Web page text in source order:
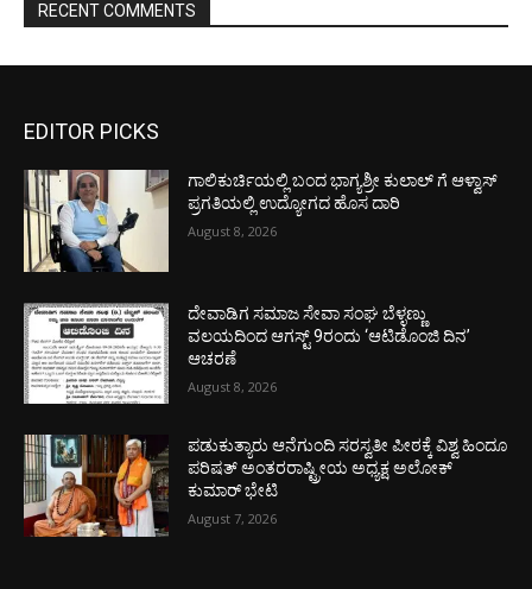
RECENT COMMENTS
EDITOR PICKS
ಗಾಲಿಕುರ್ಚಿಯಲ್ಲಿ ಬಂದ ಭಾಗ್ಯಶ್ರೀ ಕುಲಾಲ್ ಗೆ ಆಳ್ವಾಸ್
ಪ್ರಗತಿಯಲ್ಲಿ ಉದ್ಯೋಗದ ಹೊಸ ದಾರಿ
August 8, 2026
ದೇವಾಡಿಗ ಸಮಾಜ ಸೇವಾ ಸಂಘ ಬೆಳ್ಳಣ್ಣು
ವಲಯದಿಂದ ಆಗಸ್ಟ್ 9ರಂದು ‘ಆಟಿಡೊಂಜಿ ದಿನ’
ಆಚರಣೆ
August 8, 2026
ಪಡುಕುತ್ಯಾರು ಆನೆಗುಂದಿ ಸರಸ್ವತೀ ಪೀಠಕ್ಕೆ ವಿಶ್ವ ಹಿಂದೂ
ಪರಿಷತ್ ಅಂತರರಾಷ್ಟ್ರೀಯ ಅಧ್ಯಕ್ಷ ಅಲೋಕ್
ಕುಮಾರ್ ಭೇಟಿ
August 7, 2026